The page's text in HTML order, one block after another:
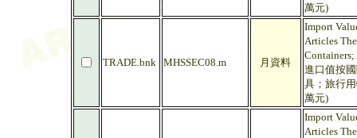
萬元)
TRADE.bnk MHSSEC08.m 月資料
Import
Articles
進口值按
具；旅行
萬元)
Import
Articles